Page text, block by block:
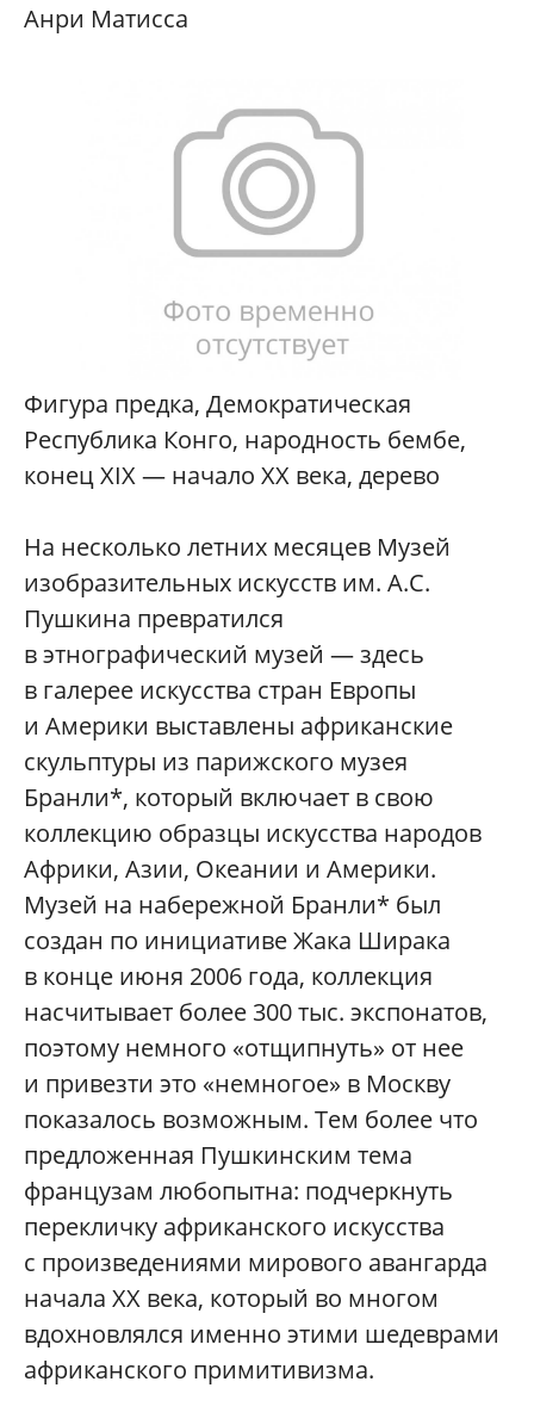
Анри Матисса
Фигура предка, Демократическая
Республика Конго, народность бембе,
конец XIX — начало XX века, дерево
На несколько летних месяцев Музей
изобразительных искусств им. А.С.
Пушкина превратился
в этнографический музей — здесь
в галерее искусства стран Европы
и Америки выставлены африканские
скульптуры из парижского музея
Бранли*, который включает в свою
коллекцию образцы искусства народов
Африки, Азии, Океании и Америки.
Музей на набережной Бранли* был
создан по инициативе Жака Ширака
в конце июня 2006 года, коллекция
насчитывает более 300 тыс. экспонатов,
поэтому немного «отщипнуть» от нее
и привезти это «немногое» в Москву
показалось возможным. Тем более что
предложенная Пушкинским тема
французам любопытна: подчеркнуть
перекличку африканского искусства
с произведениями мирового авангарда
начала ХХ века, который во многом
вдохновлялся именно этими шедеврами
африканского примитивизма.